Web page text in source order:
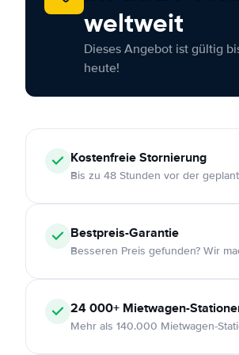
weltweit
Dieses Angebot ist gültig
heute!
KostenfreieStornierung
Bis zu 48 Stunden vor der
Bestpreis-Garantie
Besseren Preis gefunden? Wir
24 000+ Mietwagen-
Mehr als 140.000 Mietwagen-